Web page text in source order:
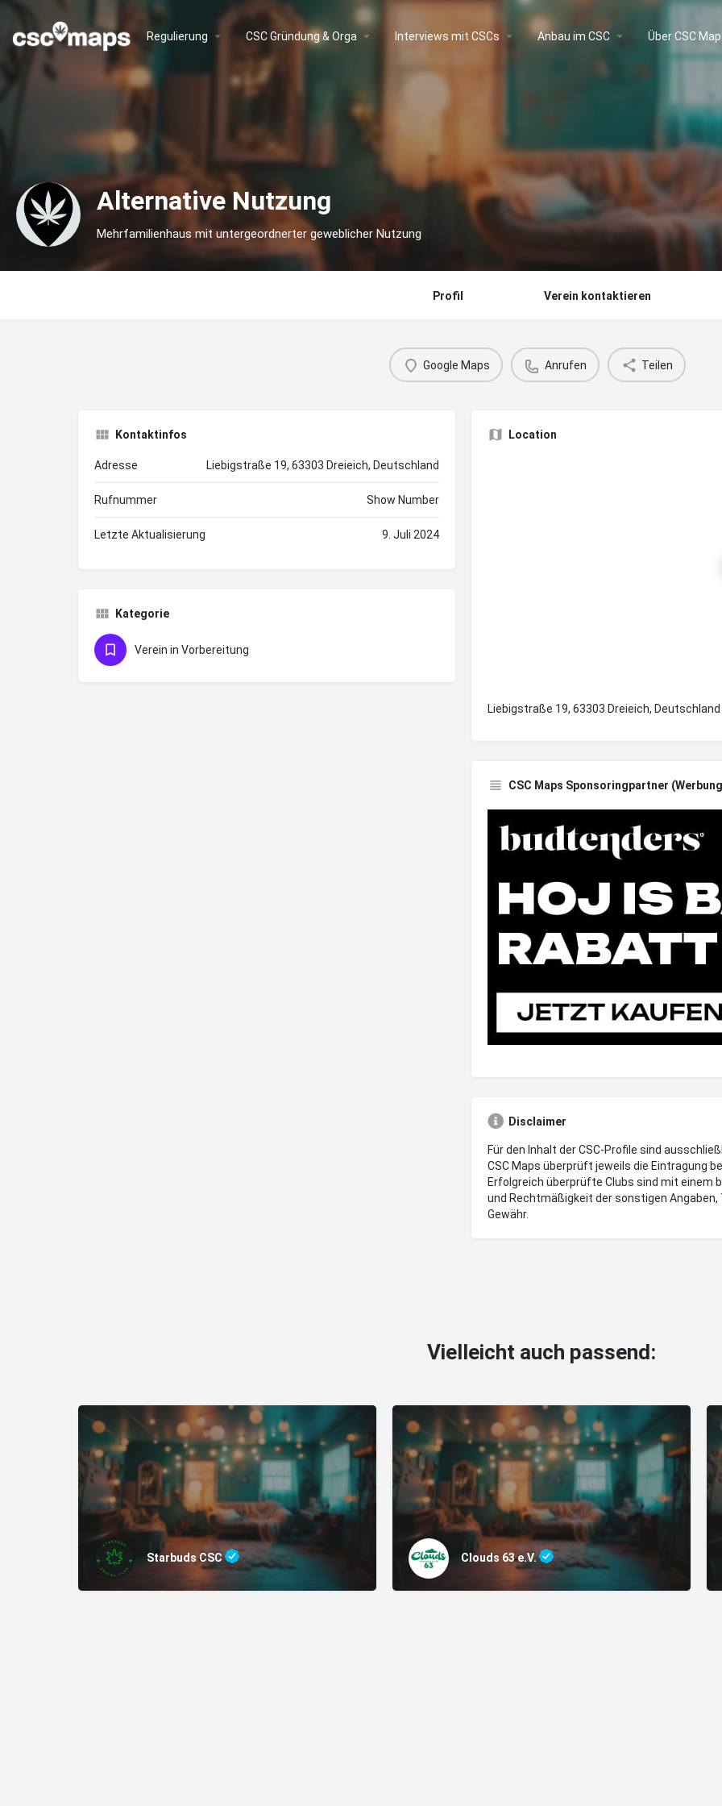
Regulierung CSC Gründung & Orga Interviews mit CSCs Anbau im CSC Über CSC
Alternative Nutzung
Mehrfamilienhaus mit untergeordnerter geweblicher Nutzung
Profil Verein kontaktieren
Google Maps Anrufen Teilen
Kontaktinfos
Adresse Liebigstraße 19, 63303 Dreieich, Deutschland
Rufnummer Show Number
Letzte Aktualisierung 9. Juli 2024
Kategorie
Verein in Vorbereitung
Location
Liebigstraße 19, 63303 Dreieich, Deutschland
CSC Maps Sponsoringpartner
Disclaimer
Für den Inhalt der CSC-Profile sind
CSC Maps überprüft jeweils die Eintragung
Erfolgreich überprüfte Clubs sind mit einem
und Rechtmäßigkeit der sonstigen
Gewähr.
Vielleicht auch passend:
Starbuds CSC Clouds 63 e.V.